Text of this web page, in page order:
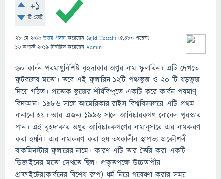
+1
টি ভোট
28 মে 2019 উত্তর প্রদান করেছেন Sajid Hossain (5,480 পয়েন্ট)
16 অগাস্ট 2019 নির্বাচিত করেছেন Admin
৬০ কার্বন পরমাণুবিশিষ্ট বৃহদাকার অণুর নাম ফুলারিন। এটি দেখতে
ফুটবলের মতো। তবে এই ফুলারিন ১২টি পঞ্চভুজ ও ২০ টি ষড়ভুজ
দিয়ে গঠিত। প্রত্যেক ভুজের শীর্ষবিন্দুতে একটি করে কার্বন পরমাণু
বিদ্যমান। ১৯৮৬ সালে আমেরিকার রাইস বিশ্ববিদ্যালয়ে এটি প্রথম
বানানো হয়। আর এজন্য ১৯৯৬ সালে আবিষ্কারকগণ নোবেল পুরস্কার
পান। এই বৃহদাকার অণুর আবিষ্কারকগণের নামানুসারে এর নামকরণ
করা হয়নি। এর নামকরণ করা হয় তৎকালীন স্থাপত্য প্রকৌশলী
বাকমিনস্টার ফুলারের নামে। কারণ এটি তার তৈরি করা একটি
ডিজাইনের মতো দেখতে ছিল। প্রকৃতপক্ষে উচ্চতাপীয়
গ্রাফাইটের(কার্বনের বিশেষ রুপ) ধর্ম নিয়ে গবেষণা করার সময়